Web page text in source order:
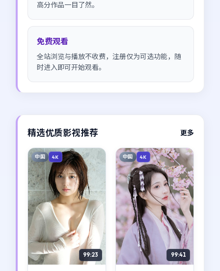
高分作品一目了然。
免费观看
全站浏览与播放不收费，注册仅为可选功能，随
时进入即可开始观看。
精选优质影视推荐 更多
中国 4K
99:23
中国 4K
99:41